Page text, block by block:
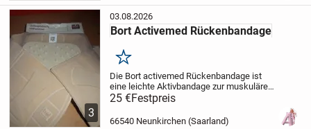
3
03.08.2026
Bort Activemed Rückenbandage
Merken
Die Bort activemed Rückenbandage ist
eine leichte Aktivbandage zur muskulären
Stabilisierung der Lendenwirbelsäule
(LWS). Zwei Stäbe im dorsalen Bereich
Viscoelastische Kreuzbein-Pelotte,
25 €Festpreis
66540 Neunkirchen (Saarland)